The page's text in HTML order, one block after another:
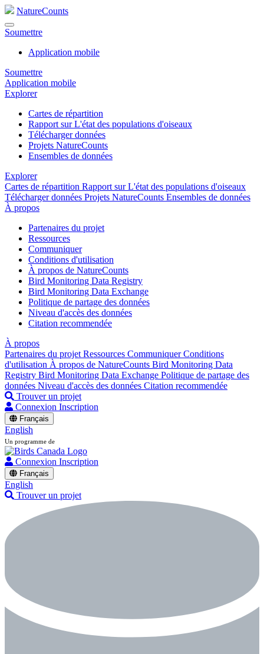
NatureCounts
Soumettre
Application mobile
Soumettre
Application mobile
Explorer
Cartes de répartition
Rapport sur L'état des populations d'oiseaux
Télécharger données
Projets NatureCounts
Ensembles de données
Explorer
Cartes de répartition Rapport sur L'état des populations d'oiseaux
Télécharger données Projets NatureCounts Ensembles de données
À propos
Partenaires du projet
Ressources
Communiquer
Conditions d'utilisation
À propos de NatureCounts
Bird Monitoring Data Registry
Bird Monitoring Data Exchange
Politique de partage des données
Niveau d'accès des données
Citation recommendée
À propos
Partenaires du projet Ressources CommuniquerConditions
d'utilisation À propos de NatureCounts Bird Monitoring Data
Registry Bird Monitoring Data Exchange Politique de partage des
données Niveau d'accès des données Citation recommendée
Trouver un projet
Connexion Inscription
Français
English
Un programme de
Connexion Inscription
Français
English
Trouver un projet